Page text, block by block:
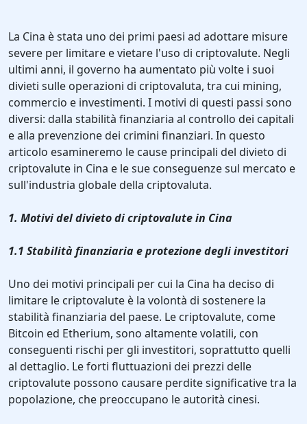
La Cina è stata uno dei primi paesi ad adottare misure
severe per limitare e vietare l'uso di criptovalute. Negli
ultimi anni, il governo ha aumentato più volte i suoi
divieti sulle operazioni di criptovaluta, tra cui mining,
commercio e investimenti. I motivi di questi passi sono
diversi: dalla stabilità finanziaria al controllo dei capitali
e alla prevenzione dei crimini finanziari. In questo
articolo esamineremo le cause principali del divieto di
criptovalute in Cina e le sue conseguenze sul mercato e
sull'industria globale della criptovaluta.
1. Motivi del divieto di criptovalute in Cina
1.1 Stabilità finanziaria e protezione degli investitori
Uno dei motivi principali per cui la Cina ha deciso di
limitare le criptovalute è la volontà di sostenere la
stabilità finanziaria del paese. Le criptovalute, come
Bitcoin ed Etherium, sono altamente volatili, con
conseguenti rischi per gli investitori, soprattutto quelli
al dettaglio. Le forti fluttuazioni dei prezzi delle
criptovalute possono causare perdite significative tra la
popolazione, che preoccupano le autorità cinesi.